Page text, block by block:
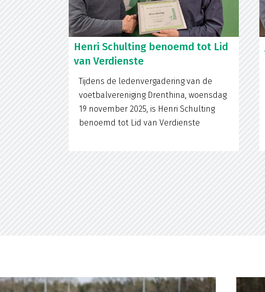
Henri Schulting benoemd tot Lid
van Verdienste
Tijdens de ledenvergadering van de
voetbalvereniging Drenthina, woensdag
19 november 2025, is Henri Schulting
benoemd tot Lid van Verdienste